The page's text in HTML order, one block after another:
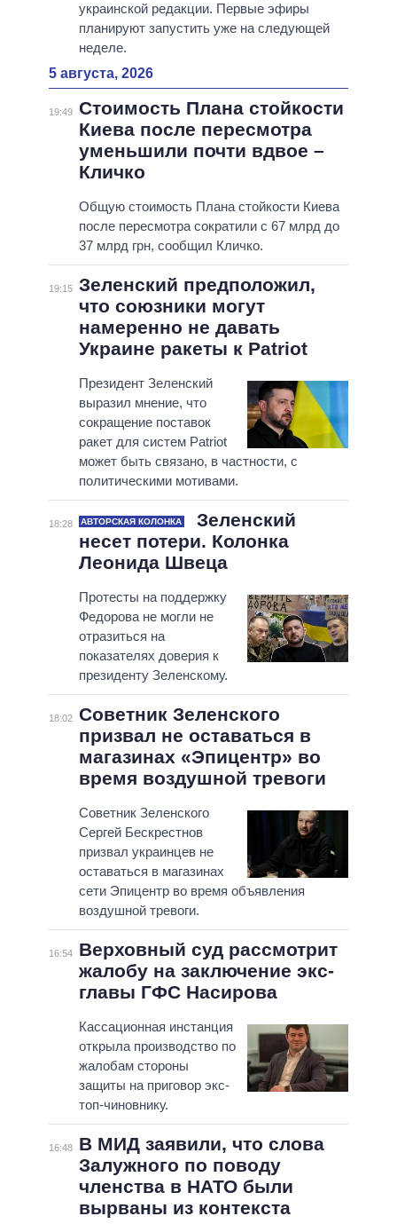
украинской редакции. Первые эфиры
планируют запустить уже на следующей
неделе.
5 августа, 2026
19:49 Стоимость Плана стойкости
Киева после пересмотра
уменьшили почти вдвое –
Кличко
Общую стоимость Плана стойкости Киева
после пересмотра сократили с 67 млрд до
37 млрд грн, сообщил Кличко.
19:15 Зеленский предположил,
что союзники могут
намеренно не давать
Украине ракеты к Patriot
Президент Зеленский
выразил мнение, что
сокращение поставок
ракет для систем Patriot
может быть связано, в частности, с
политическими мотивами.
18:28 АВТОРСКАЯ КОЛОНКА
Зеленский
несет потери. Колонка
Леонида Швеца
Протесты на поддержку
Федорова не могли не
отразиться на
показателях доверия к
президенту Зеленскому.
18:02 Советник Зеленского
призвал не оставаться в
магазинах «Эпицентр» во
время воздушной тревоги
Советник Зеленского
Сергей Бескрестнов
призвал украинцев не
оставаться в магазинах
сети Эпицентр во время объявления
воздушной тревоги.
16:54
Верховный суд рассмотрит
жалобу на заключение экс-
главы ГФС Насирова
Кассационная инстанция
открыла производство по
жалобам стороны
защиты на приговор экс-
топ-чиновнику.
16:48
В МИД заявили, что слова
Залужного по поводу
членства в НАТО были
вырваны из контекста